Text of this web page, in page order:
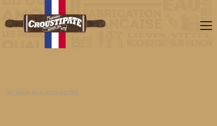
RETOUR AUX ACTUALITÉS